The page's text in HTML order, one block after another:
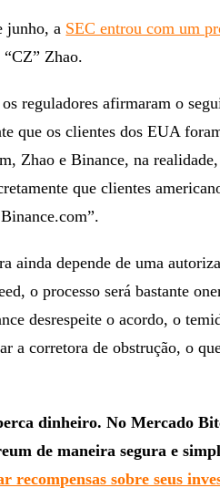
junho, a SEC entrou com um
“CZ” Zhao.
reguladores afirmaram o
que os clientes dos EUA
Zhao e Binance, na
que clientes
ainda depende de uma
o processo será bastante
desrespeite o acordo, o
a corretora de obstrução, o
dinheiro. No Mercado
de maneira segura e
recompensas sobre seus